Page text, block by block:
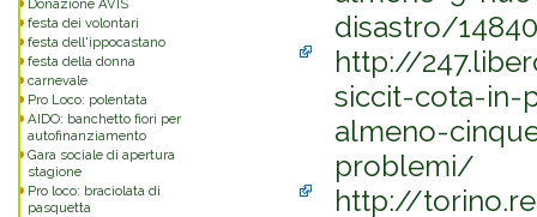
Donazione AVIS
festa dei volontari
festa dell'ippocastano
festa della donna
carnevale
Pro Loco: polentata
AIDO: banchetto fiori per
autofinanziamento
Gara sociale di apertura
stagione
Pro loco: braciolata di
pasquetta
disastro/
http://
siccit-cota-in-
almeno-
problemi/
http://